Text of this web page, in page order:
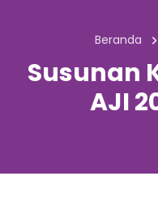
Beranda
Susunan
AJI